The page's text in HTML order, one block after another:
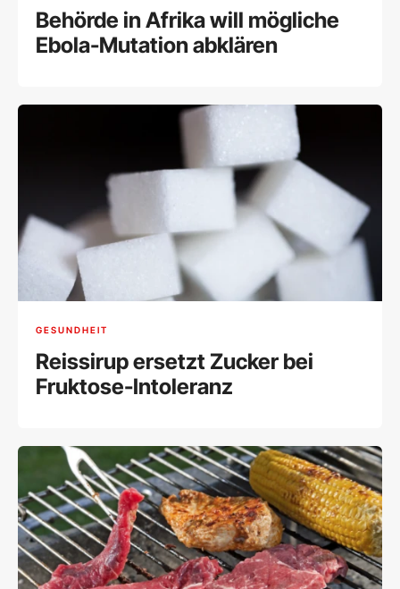
Behörde in Afrika will mögliche
Ebola-Mutation abklären
GESUNDHEIT
Reissirup ersetzt Zucker bei
Fruktose-Intoleranz